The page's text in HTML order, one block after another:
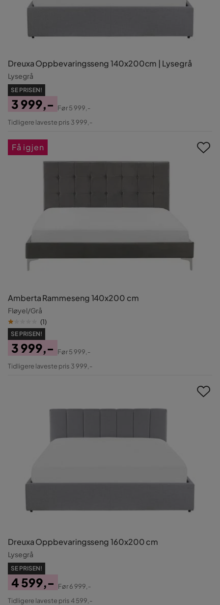
Dreuxa Oppbevaringsseng 140x200cm | Lysegrå
Lysegrå
SE PRISEN!
Pris
3 999,-
Original
Før5 999,-
Tidligere laveste pris 3 999,-
Amberta Rammeseng 140x200 cm
Fløyel/Grå
(1)
SE PRISEN!
Pris
3 999,-
Original
Før5 999,-
Tidligere laveste pris 3 999,-
Få igjen
Dreuxa Oppbevaringsseng 160x200 cm
Lysegrå
SE PRISEN!
Pris
4 599,-
Original
Før6 999,-
Tidligere laveste pris 4 599,-